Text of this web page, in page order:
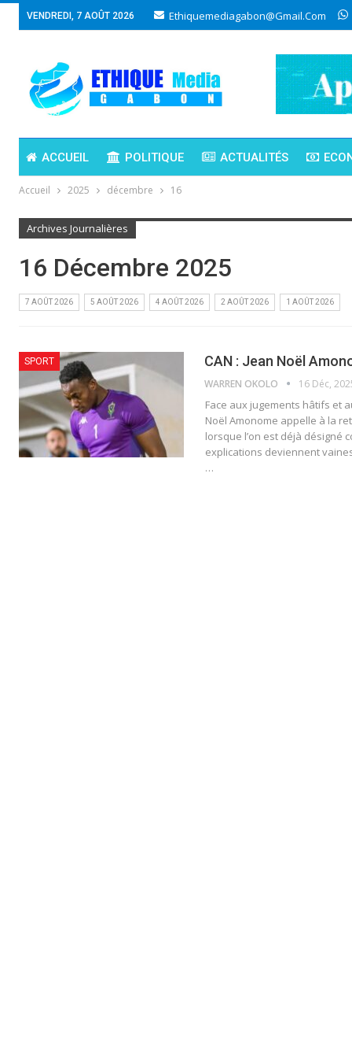
VENDREDI, 7 AOÛT 2026 Ethiquemediagabon@gmail.com
ACCUEIL POLITIQUE ACTUALITÉS
Accueil 2025 décembre 16
Archives Journalières
16 Décembre 2025
7 AOÛT 2026 5 AOÛT 2026 4 AOÛT 2026 2 AOÛT 2026 1 AOÛT 2026
SPORT CAN : Jean Noël
WARREN OKOLO 16 Déc,
Face aux jugements hâtifs et
Noël Amonome appelle à la
lorsque l’on est déjà désigné
explications deviennent
…